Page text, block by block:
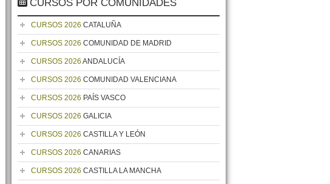
CURSOS POR COMUNIDADES
CURSOS 2026 CATALUÑA
CURSOS 2026 COMUNIDAD DE MADRID
CURSOS 2026 ANDALUCÍA
CURSOS 2026 COMUNIDAD VALENCIANA
CURSOS 2026 PAÍS VASCO
CURSOS 2026 GALICIA
CURSOS 2026 CASTILLA Y LEÓN
CURSOS 2026 CANARIAS
CURSOS 2026 CASTILLA LA MANCHA